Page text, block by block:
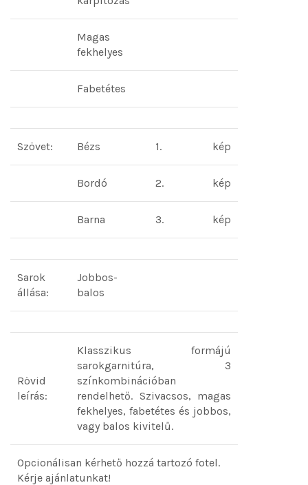
Magas
fekhelyes
Fabetétes
Szövet: Bézs 1. kép
Bordó 2. kép
Barna 3. kép
Sarok
állása:
Jobbos-
balos
Rövid
leírás:
Klasszikus formájú
sarokgarnitúra, 3
színkombinációban
rendelhető. Szivacsos, magas
fekhelyes, fabetétes és jobbos,
vagy balos kivitelű.
Opcionálisan kérhető hozzá tartozó fotel.
Kérje ajánlatunkat!